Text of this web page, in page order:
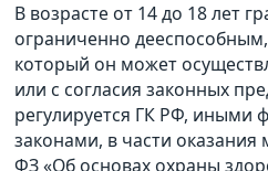
В возрасте от 14 до 18 лет
ограниченно
который он может
или с согласия законных
регулируется ГК РФ, иными
законами, в части
ФЗ «Об основах охраны